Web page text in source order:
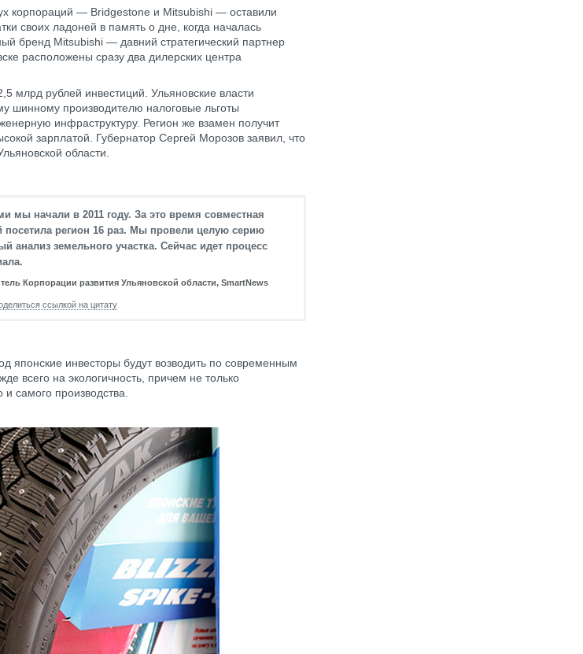
корпораций — Bridgestone и Mitsubishi — оставили
своих ладоней в память о дне, когда началась
бренд Mitsubishi — давний стратегический партнер
расположены сразу два дилерских центра
млрд рублей инвестиций. Ульяновские власти
шинному производителю налоговые льготы
инфраструктуру. Регион же взамен получит
зарплатой. Губернатор Сергей Морозов заявил, что
области.
мы начали в 2011 году. За это время совместная
посетила регион 16 раз. Мы провели целую серию
анализ земельного участка. Сейчас идет процесс
Корпорации развития Ульяновской области, SmartNews
ссылкой на цитату
японские инвесторы будут возводить по современным
всего на экологичность, причем не только
самого производства.